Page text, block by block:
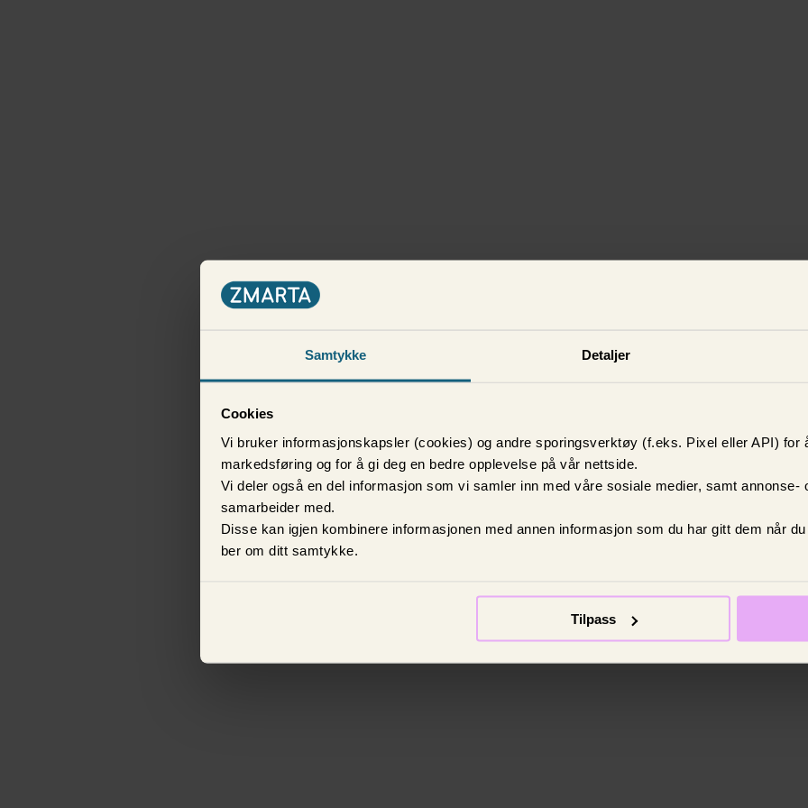
Samtykke Detaljer
Cookies
Vi bruker informasjonskapsler (cookies) og andre sporingsverktøy (f.eks. Pixel eller API) for
markedsføring og for å gi deg en bedre opplevelse på vår nettside.
Vi deler også en del informasjon som vi samler inn med våre sosiale medier, samt annonse-
samarbeider med.
Disse kan igjen kombinere informasjonen med annen informasjon som du har gitt dem når
ber om ditt samtykke.
Tilpass